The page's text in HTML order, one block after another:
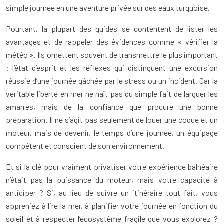
simple journée en une aventure privée sur des eaux turquoise.
Pourtant, la plupart des guides se contentent de lister les
avantages et de rappeler des évidences comme « vérifier la
météo ». Ils omettent souvent de transmettre le plus important
: l’état d’esprit et les réflexes qui distinguent une excursion
réussie d’une journée gâchée par le stress ou un incident. Car la
véritable liberté en mer ne naît pas du simple fait de larguer les
amarres, mais de la confiance que procure une bonne
préparation. Il ne s’agit pas seulement de louer une coque et un
moteur, mais de devenir, le temps d’une journée, un équipage
compétent et conscient de son environnement.
Et si la clé pour vraiment privatiser votre expérience balnéaire
n’était pas la puissance du moteur, mais votre capacité à
anticiper ? Si, au lieu de suivre un itinéraire tout fait, vous
appreniez à lire la mer, à planifier votre journée en fonction du
soleil et à respecter l’écosystème fragile que vous explorez ?